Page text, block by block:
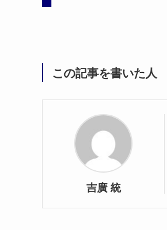
この記事を書いた人
吉廣 統